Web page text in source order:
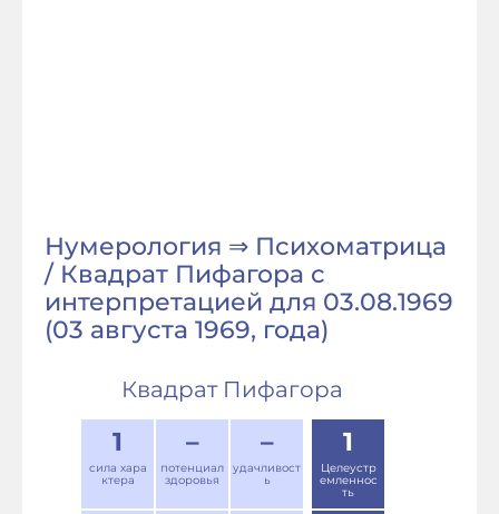
Нумерология ⇒ Психоматрица
/ Квадрат Пифагора с
интерпретацией для 03.08.1969
(03 августа 1969, года)
Квадрат Пифагора
1
сила хара
ктера
–
потенциал
здоровья
–
удачливост
ь
1
Целеустр
емленнос
ть